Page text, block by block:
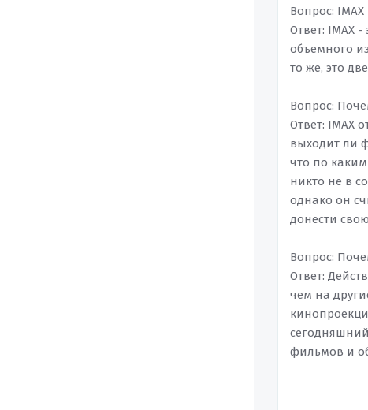
Вопрос:
Ответ: IMAX
объемного
то же, это
Вопрос:
Ответ: IMAX
выходит ли
что по
никто не в
однако он
донести
Вопрос:
Ответ:
чем на
фильмов и